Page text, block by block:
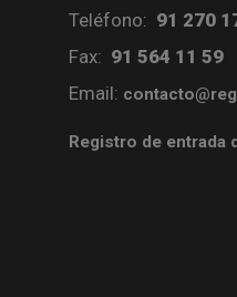
Teléfono: 91 270
Fax: 91 564 11 59
Email:
Registro de entrada